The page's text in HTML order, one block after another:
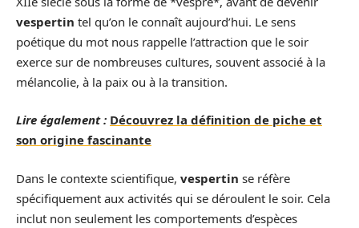
vespertin tel qu’on le connaît aujourd’hui. Le sens
poétique du mot nous rappelle l’attraction que le soir
exerce sur de nombreuses cultures, souvent associé à la
mélancolie, à la paix ou à la transition.
Lire également : Découvrez la définition de piche et
son origine fascinante
Dans le contexte scientifique, vespertin se réfère
spécifiquement aux activités qui se déroulent le soir. Cela
inclut non seulement les comportements d’espèces